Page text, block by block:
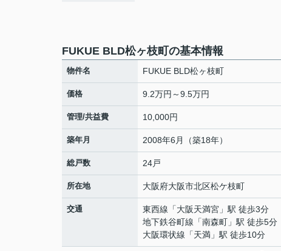
FUKUE BLD松ヶ枝町の基本情報
物件名 FUKUE BLD松ヶ枝町
価格 9.2万円～9.5万円
管理/共益費 10,000円
築年月 2008年6月（築18年）
総戸数 24戸
所在地 大阪府大阪市北区松ケ枝町
交通 東西線 「大阪天満宮 」駅 徒歩3分
地下鉄谷町線 「南森町 」駅 徒歩5分
大阪環状線 「天満 」駅 徒歩10分